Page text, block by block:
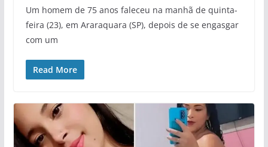
Um homem de 75 anos faleceu na manhã de quinta-
feira (23), em Araraquara (SP), depois de se engasgar
com um
Read More